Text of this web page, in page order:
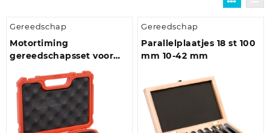
Gereedschap
Motortiming
gereedschapsset voor
Gereedschap
Parallelplaatjes 18 st 100
mm 10-42 mm